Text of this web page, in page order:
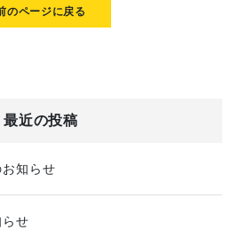
のページに戻る
最近の投稿
知らせ
せ